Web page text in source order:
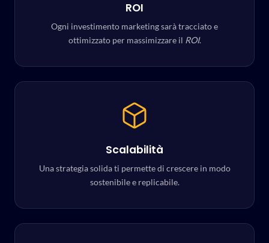
ROI
Ogni investimento marketing sarà tracciato e
ottimizzato per massimizzare il ROI.
Scalabilità
Una strategia solida ti permette di crescere in modo
sostenibile e replicabile.